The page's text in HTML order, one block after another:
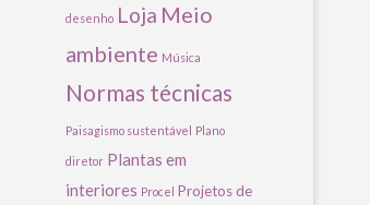
desenho Loja Meio
ambiente Música
Normas técnicas
Paisagismo sustentável Plano
diretor Plantas em
interiores Procel Projetos de